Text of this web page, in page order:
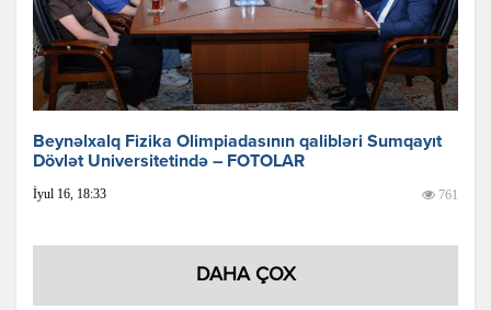
Beynəlxalq Fizika Olimpiadasının qalibləri Sumqayıt
Dövlət Universitetində – FOTOLAR
İyul 16, 18:33 761
DAHA ÇOX